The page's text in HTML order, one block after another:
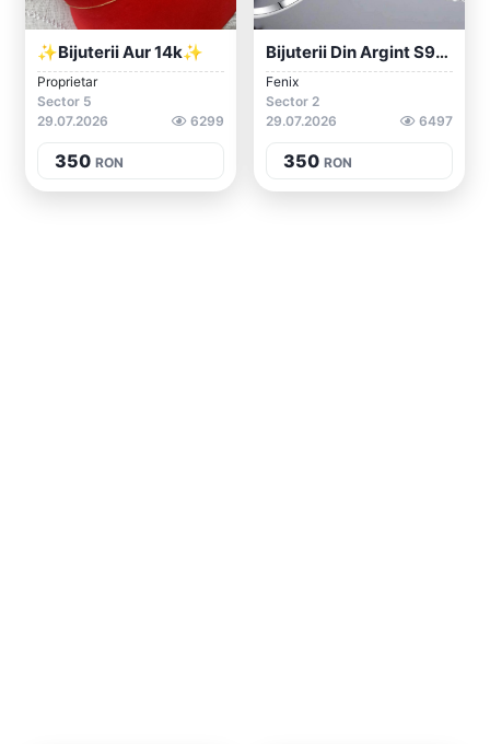
✨bijuterii Aur 14k✨
Proprietar
Sector 5
29.07.2026
6299
350 RON
Bijuterii Din Argint S925
Fenix
Sector 2
29.07.2026
6497
350 RON